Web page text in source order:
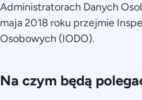
Administratorach Danych
maja 2018 roku przejmie
Osobowych (IODO).
Na czym będą